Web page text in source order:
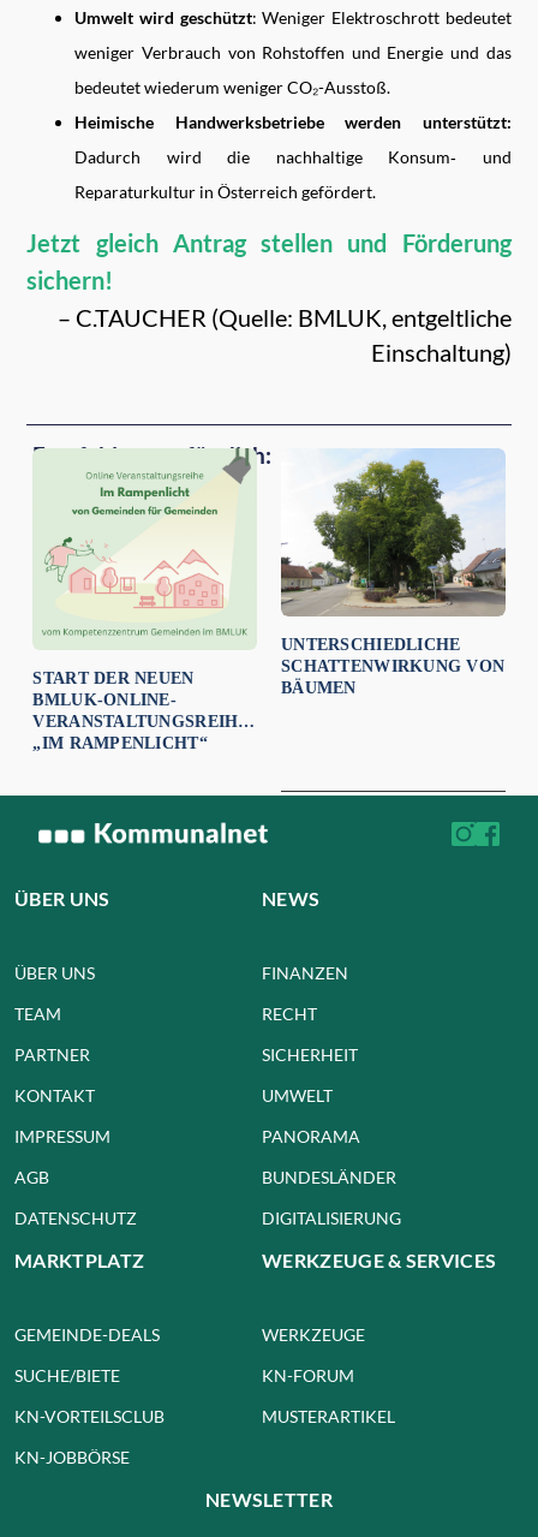
Umwelt wird geschützt: Weniger Elektroschrott bedeutet
weniger Verbrauch von Rohstoffen und Energie und das
bedeutet wiederum weniger CO₂-Ausstoß.
Heimische Handwerksbetriebe werden unterstützt:
Dadurch wird die nachhaltige Konsum‑ und
Reparaturkultur in Österreich gefördert.
Jetzt gleich Antrag stellen und Förderung
sichern!
– C.TAUCHER (Quelle: BMLUK, entgeltliche
Einschaltung)
Empfehlungen für dich:
START DER NEUEN
BMLUK-ONLINE-
VERANSTALTUNGSREIHE
„IM RAMPENLICHT“
UNTERSCHIEDLICHE
SCHATTENWIRKUNG VON
BÄUMEN
ÜBER UNS
ÜBER UNS
TEAM
PARTNER
KONTAKT
IMPRESSUM
AGB
DATENSCHUTZ
NEWS
FINANZEN
RECHT
SICHERHEIT
UMWELT
PANORAMA
BUNDESLÄNDER
DIGITALISIERUNG
MARKTPLATZ
GEMEINDE-DEALS
SUCHE/BIETE
KN-VORTEILSCLUB
KN-JOBBÖRSE
WERKZEUGE & SERVICES
WERKZEUGE
KN-FORUM
MUSTERARTIKEL
NEWSLETTER